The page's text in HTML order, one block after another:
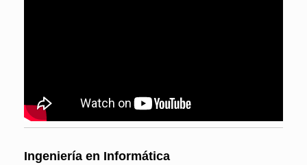
Ingeniería en Informática